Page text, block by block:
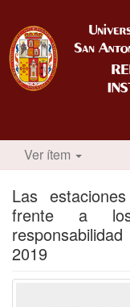
Ver ítem
Las
frente a
2019